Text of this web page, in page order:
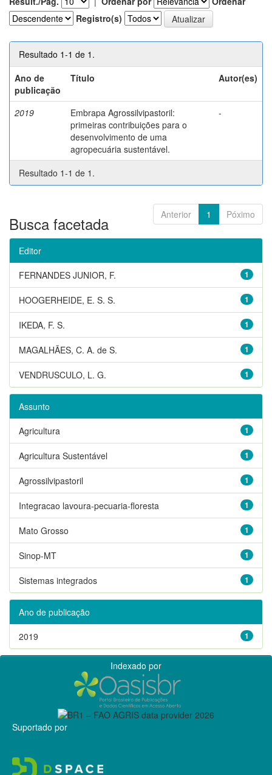
Registro(s)
Resultado 1-1 de 1.
Ano de
publicação
Título Autor(es)
2019
Embrapa Agrossilvipastoril:
primeiras contribuições para o
desenvolvimento de uma
agropecuária sustentável.
-
Resultado 1-1 de 1.
Anterior 1 Póximo
Busca facetada
Editor
1
FERNANDES JUNIOR, F.
1
HOOGERHEIDE, E. S. S.
1
IKEDA, F. S.
1
MAGALHÃES, C. A. de S.
1
VENDRUSCULO, L. G.
Assunto
1
Agricultura
1
Agricultura Sustentável
1
Agrossilvipastoril
1
Integracao lavoura-pecuaria-floresta
1
Mato Grosso
1
Sinop-MT
1
Sistemas integrados
Ano de publicação
1
2019
Indexado por
Suportado por